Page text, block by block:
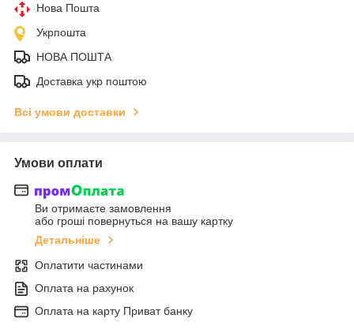
Нова Пошта
Укрпошта
НОВА ПОШТА
Доставка укр поштою
Всі умови доставки
Умови оплати
Ви отримаєте замовлення
або гроші повернуться на вашу картку
Детальніше
Оплатити частинами
Оплата на рахунок
Оплата на карту Приват банку